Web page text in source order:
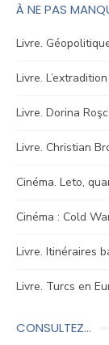
À NE PAS
Livre.
Livre.
Livre. Dorina
Livre. Christian
Cinéma. Leto,
Cinéma : Cold
Livre. Itinéraires
Livre. Turcs en
CONSULTEZ…